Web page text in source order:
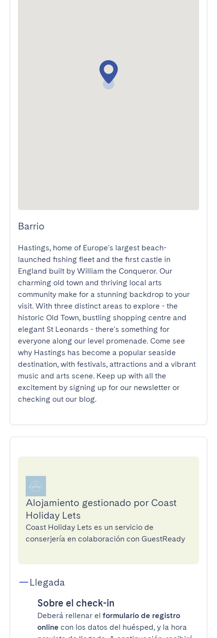
Barrio
Hastings, home of Europe's largest beach-
launched fishing fleet and the first castle in
England built by William the Conqueror. Our
charming old town and thriving local arts
community make for a stunning backdrop to your
visit. With three distinct areas to explore - the
historic Old Town, bustling shopping centre and
elegant St Leonards - there's something for
everyone along our level promenade. Come see
why Hastings has become a popular seaside
destination, with festivals, attractions and a vibrant
music and arts scene. Keep up with all the
excitement by signing up for our newsletter or
checking out our blog.
Alojamiento gestionado por Coast
Holiday Lets
Coast Holiday Lets es un servicio de
conserjería en colaboración con GuestReady
Llegada
Sobre el check-in
Deberá rellenar el formulario de registro
online con los datos del huésped, y la hora